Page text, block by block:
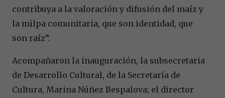
contribuya a la valoración y difusión del maíz y
la milpa comunitaria, que son identidad, que
son raíz”.
Acompañaron la inauguración, la subsecretaria
de Desarrollo Cultural, de la Secretaría de
Cultura, Marina Núñez Bespalova; el director